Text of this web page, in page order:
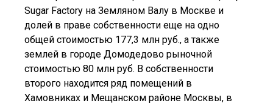
Sugar Factory на Земляном Валу в Москве и
долей в праве собственности еще на одно
общей стоимостью 177,3 млн руб., а также
землей в городе Домодедово рыночной
стоимостью 80 млн руб. В собственности
второго находится ряд помещений в
Хамовниках и Мещанском районе Москвы, в